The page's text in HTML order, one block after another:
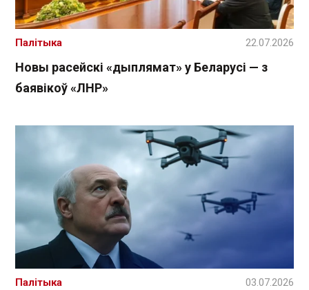
Новы расейскі «дыплямат» у Беларусі — з
баявікоў «ЛНР»
Палітыка 22.07.2026
Палітыка 03.07.2026